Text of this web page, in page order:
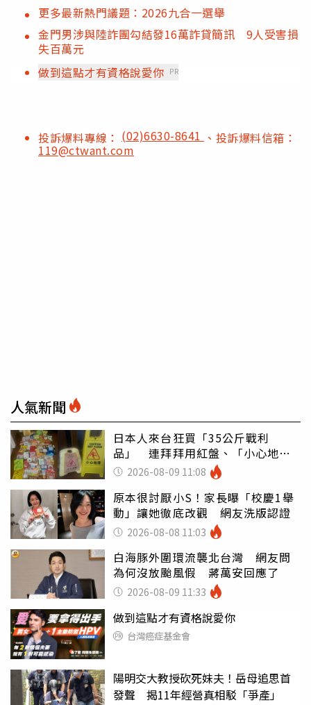
更多最新熱門議題：2026九合一選舉
金門男涉與陸詐團勾結發16萬詐貸簡訊 9人受害損
失百萬元
做到這點才有資格說愛你 PR
投訴爆料專線： (02)6630-8641 、投訴爆料信箱：
119@ctwant.com
人氣新聞
日本人來台狂買「35公斤戰利
品」 連拜拜用紅盤、「小心地
滑」告示牌也帶回家
2026-08-09 11:08
原本很討厭小S！家長曝「校慶1舉
動」讓她徹底改觀 網友洗版認證
2026-08-08 11:03
白海豚外圍環流襲北台灣 網友問
為何沒放颱風假 蔣萬安回應了
2026-08-09 11:33
做到這點才有資格說愛你
台灣癌症基金會
陽明交大教授砍死妹夫！岳母追思首
發聲 揭11年經營真相駁「爭產」